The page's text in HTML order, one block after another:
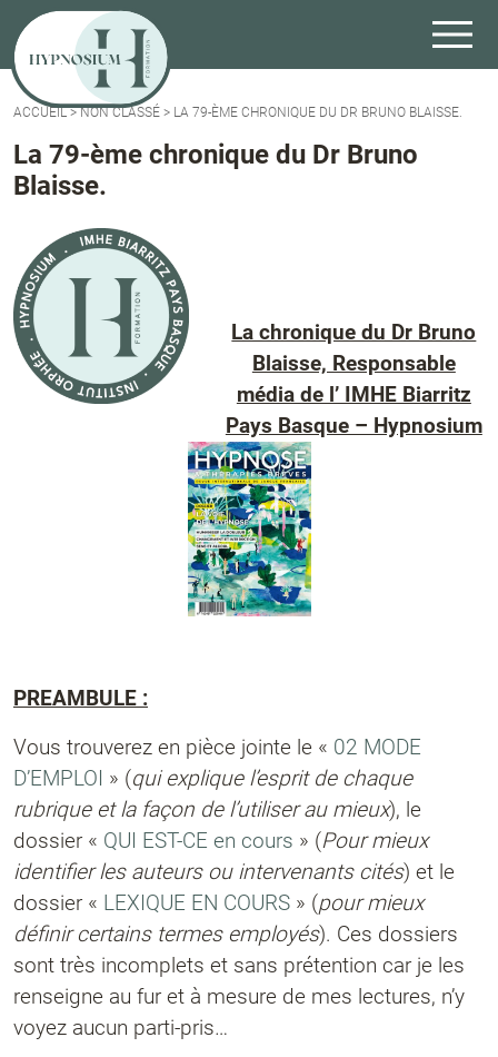
ACCUEIL>NON CLASSÉ > LA 79-ÈME CHRONIQUE DU DR BRUNO BLAISSE.
La 79-ème chronique du Dr Bruno
Blaisse.
La chronique du Dr Bruno
Blaisse, Responsable
média de l’ IMHE Biarritz
Pays Basque – Hypnosium
PREAMBULE :
Vous trouverez en pièce jointe le « 02 MODE
D’EMPLOI » (qui explique l’esprit de chaque
rubrique et la façon de l’utiliser au mieux), le
dossier « QUI EST-CE en cours » (Pour mieux
identifier les auteurs ou intervenants cités) et le
dossier « LEXIQUE EN COURS » (pour mieux
définir certains termes employés). Ces dossiers
sont très incomplets et sans prétention car je les
renseigne au fur et à mesure de mes lectures, n’y
voyez aucun parti-pris…